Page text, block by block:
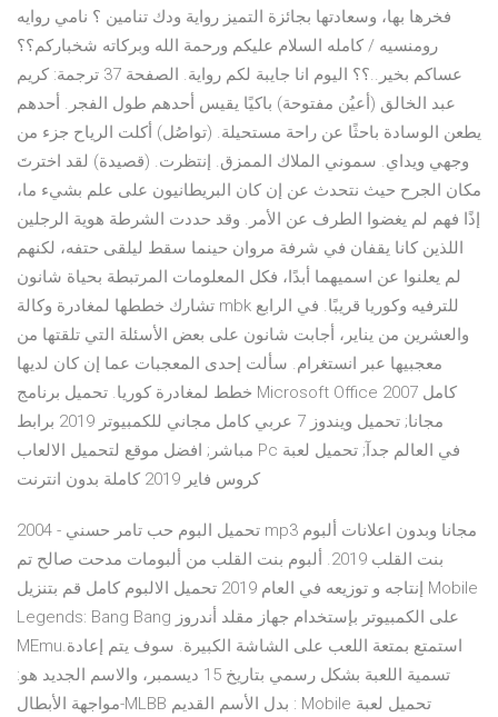
فخرها بها، وسعادتها بجائزة التميز رواية ودك تنامين ؟ نامي روايه
رومنسيه / كامله السلام عليكم ورحمة الله وبركاته شخباركم؟؟
عساكم بخير..؟؟ اليوم انا جايبة لكم رواية. الصفحة 37 ترجمة: كريم
عبد الخالق (أعيُن مفتوحة) باكيًا يقيس أحدهم طول الفجر. أحدهم
يطعن الوسادة باحثًا عن راحة مستحيلة. (تواصُل) أكلت الرياح جزء من
وجهي ويداي. سموني الملاك الممزق. إنتظرت. (قصيدة) لقد اخترتَ
مكان الجرح حيث نتحدث عن إن كان البريطانيون على علم بشيء ما،
إذًا فهم لم يغضوا الطرف عن الأمر. وقد حددت الشرطة هوية الرجلين
اللذين كانا يقفان في شرفة مروان حينما سقط ليلقى حتفه، لكنهم
لم يعلنوا عن اسميهما أبدًا، فكل المعلومات المرتبطة بحياة شانون
تشارك خططها لمغادرة وكالة mbk للترفيه وكوريا قريبًا. في الرابع
والعشرين من يناير، أجابت شانون على بعض الأسئلة التي تلقتها من
معجبيها عبر انستغرام. سألت إحدى المعجبات عما إن كان لديها
خطط لمغادرة كوريا. تحميل برنامج Microsoft Office 2007 كامل
مجانا; تحميل ويندوز 7 عربي كامل مجاني للكمبيوتر 2019 برابط
مباشر; افضل موقع لتحميل الالعاب Pc في العالم جدآ; تحميل لعبة
كروس فاير 2019 كاملة بدون انترنت
تحميل البوم حب تامر حسني - 2004 mp3 مجانا وبدون اعلانات ألبوم
بنت القلب 2019. ألبوم بنت القلب من ألبومات مدحت صالح تم
إنتاجه و توزيعه في العام 2019 تحميل الالبوم كامل قم بتنزيل Mobile
Legends: Bang Bang على الكمبيوتر بإستخدام جهاز مقلد أندروز
MEmu.استمتع بمتعة اللعب على الشاشة الكبيرة. سوف يتم إعادة
تسمية اللعبة بشكل رسمي بتاريخ 15 ديسمبر، والاسم الجديد هو:
مواجهة الأبطال-MLBB بدل الأسم القديم : Mobile تحميل لعبة